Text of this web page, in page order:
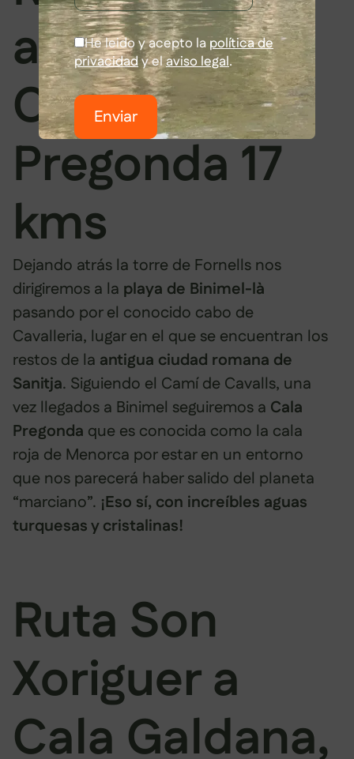
a Binimel +
Cala
Pregonda 17
kms
Dejando atrás la torre de Fornells nos
dirigiremos a la playa de Binimel-là
pasando por el conocido cabo de
Cavalleria, lugar en el que se encuentran los
restos de la antigua ciudad romana de
Sanitja. Siguiendo el Camí de Cavalls, una
vez llegados a Binimel seguiremos a Cala
Pregonda que es conocida como la cala
roja de Menorca por estar en un entorno
que nos parecerá haber salido del planeta
“marciano”. ¡Eso sí, con increíbles aguas
turquesas y cristalinas!
Ruta Son
Xoriguer a
Cala Galdana,
He leido y acepto la política de
privacidady elaviso legal.
Enviar